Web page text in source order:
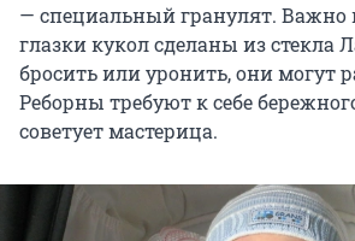
— специальный гранулят. Важно
глазки кукол сделаны из стекла
бросить или уронить, они могут
Реборны требуют к себе
советует мастерица.